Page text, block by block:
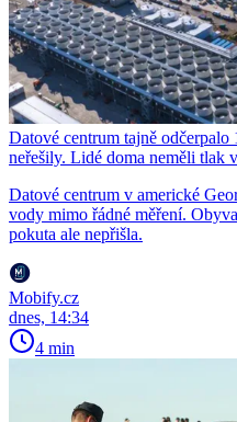
Datové centrum tajně
neřešily. Lidé doma neměli tlak
Datové centrum v americké
vody mimo řádné měření.
pokuta ale nepřišla.
Mobify.cz
dnes, 14:34
4 min